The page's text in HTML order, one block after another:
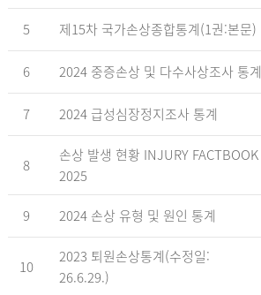
5 제15차 국가손상종합통계(1권:본문)
6 2024 중증손상 및 다수사상조사 통계
7 2024 급성심장정지조사 통계
8
손상 발생 현황 INJURY FACTBOOK
2025
9 2024 손상 유형 및 원인 통계
10
2023 퇴원손상통계(수정일:
26.6.29.)